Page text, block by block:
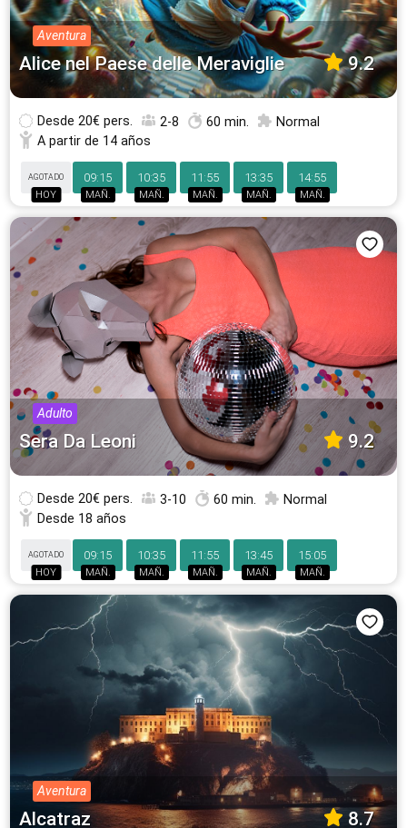
Aventura
Alice nel Paese delle Meraviglie 9.2
Desde 20€ pers. 2-8 60 min.
Normal
A partir de 14 años
AGOTADO
HOY
09:15
MAÑ.
10:35
MAÑ.
11:55
MAÑ.
13:35
MAÑ.
14:55
MAÑ.
Adulto
Sera Da Leoni 9.2
Desde 20€ pers. 3-10 60 min.
Normal
Desde 18 años
AGOTADO
HOY
09:15
MAÑ.
10:35
MAÑ.
11:55
MAÑ.
13:45
MAÑ.
15:05
MAÑ.
Aventura
Alcatraz 8.7